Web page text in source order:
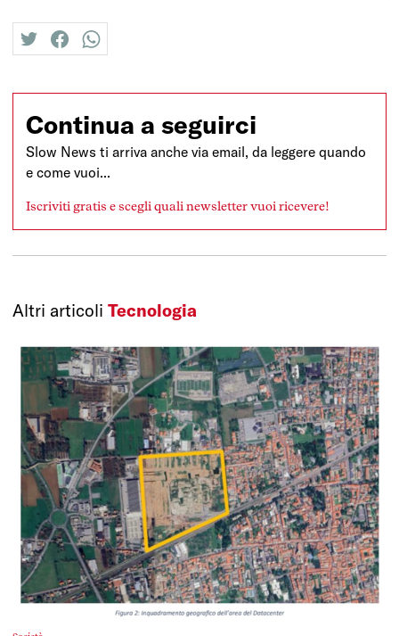
twitterfacebookwhatsapp
Continua a seguirci
Slow News ti arriva anche via email, da leggere quando
e come vuoi...
Iscriviti gratis e scegli quali newsletter vuoi ricevere!
Altri articoli Tecnologia